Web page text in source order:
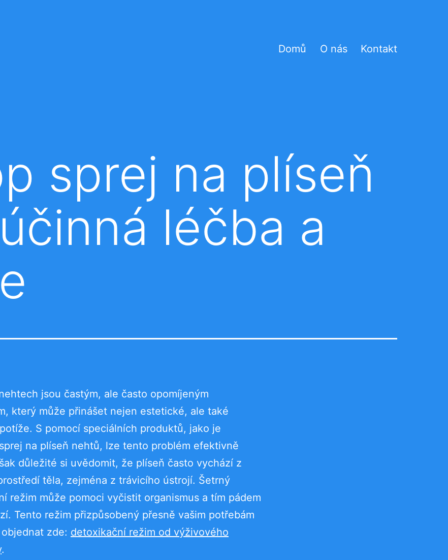
Domů O nás Kontakt
sprej na plíseň
léčba a
jsou častým, ale často opomíjeným
který může přinášet nejen estetické, ale také
S pomocí speciálních produktů, jako je
na plíseň nehtů, lze tento problém efektivně
důležité si uvědomit, že plíseň často vychází z
těla, zejména z trávicího ústrojí. Šetrný
režim může pomoci vyčistit organismus a tím pádem
Tento režim přizpůsobený přesně vašim potřebám
zde: detoxikační režim od výživového
.